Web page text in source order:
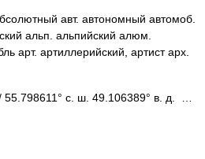
авт. автономный автомоб.
альп. альпийский алюм.
арт. артиллерийский, артист арх.
55.798611° с. ш. 49.106389° в. д. …